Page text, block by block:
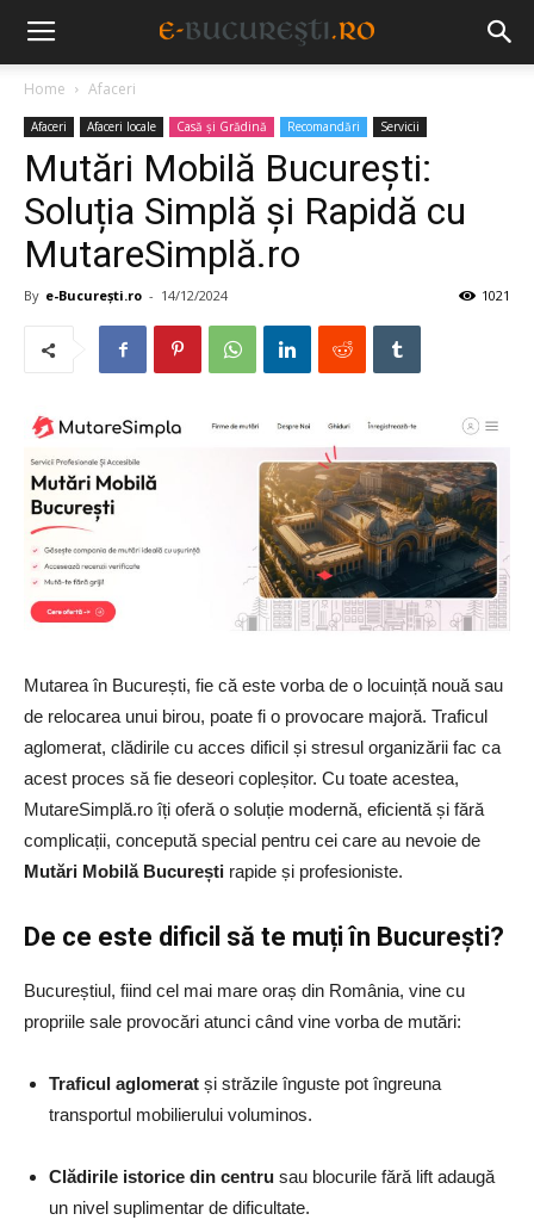
Home Afaceri
Afaceri Afaceri locale Casă și Grădină Recomandări Servicii
Mutări Mobilă București:
Soluția Simplă și Rapidă cu
MutareSimplă.ro
By e-București.ro - 14/12/2024 1021
Mutarea în București, fie că este vorba de o locuință nouă sau
de relocarea unui birou, poate fi o provocare majoră. Traficul
aglomerat, clădirile cu acces dificil și stresul organizării fac ca
acest proces să fie deseori copleșitor. Cu toate acestea,
MutareSimplă.ro îți oferă o soluție modernă, eficientă și fără
complicații, concepută special pentru cei care au nevoie de
Mutări Mobilă București rapide și profesioniste.
De ce este dificil să te muți în București?
Bucureștiul, fiind cel mai mare oraș din România, vine cu
propriile sale provocări atunci când vine vorba de mutări:
Traficul aglomerat și străzile înguste pot îngreuna
transportul mobilierului voluminos.
Clădirile istorice din centru sau blocurile fără lift adaugă
un nivel suplimentar de dificultate.